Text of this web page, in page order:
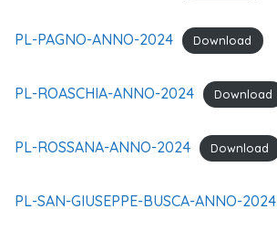
PL-PAGNO-ANNO-2024 Download
PL-ROASCHIA-ANNO-2024 Download
PL-ROSSANA-ANNO-2024 Download
PL-SAN-GIUSEPPE-BUSCA-ANNO-2024